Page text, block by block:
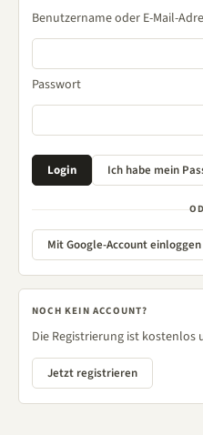
Benutzername oder E-Mail-
Passwort
Mit Google-Account einloggen
NOCH KEIN ACCOUNT?
Die Registrierung ist
Jetzt registrieren